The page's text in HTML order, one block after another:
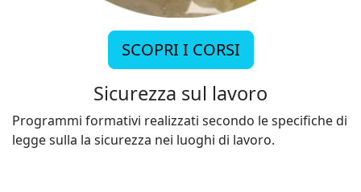
SCOPRI I CORSI
Sicurezza sul lavoro
Programmi formativi realizzati secondo le specifiche di
legge sulla la sicurezza nei luoghi di lavoro.